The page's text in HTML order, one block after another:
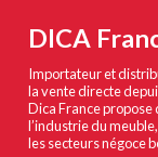
DICA
Importateur et
la vente directe
Dica France propose
l’industrie du
les secteurs négoce